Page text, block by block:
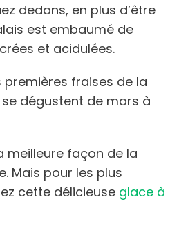
dedans, en plus d’être
est embaumé de
et acidulées.
premières fraises de la
se dégustent de mars à
meilleure façon de la
Mais pour les plus
cette délicieuse glace à